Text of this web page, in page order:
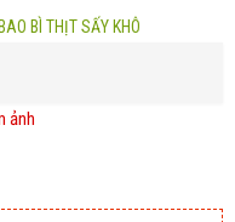
BAO BÌ THỊT SẤY KHÔ
ảnh